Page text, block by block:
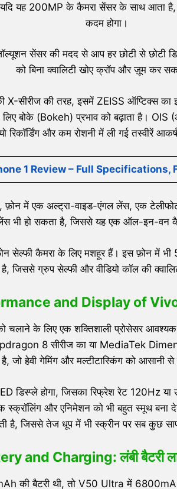
यह 200MP के कैमरा सेंसर के साथ आता है,
कदम होगा।
सेंसर की मदद से आप हर छोटी से छोटी
को बिना क्वालिटी खोए क्रॉप और ज़ूम कर
X-सीरीज की तरह, इसमें ZEISS ऑप्टिक्स का
लिए बोके (Bokeh) प्रभाव को बढ़ाता है।
रिकॉर्डिंग और कम रोशनी में ली गई तस्वीरें
1 Review – Full Specifications,
में एक अल्ट्रा-वाइड-एंगल लेंस, एक
भी हो सकता है, जिससे यह एक ऑल-इन-वन
सेल्फी कैमरा के लिए मशहूर हैं। इस फ़ोन में भी
है, जिससे ग्रुप सेल्फी और वीडियो कॉल की
and Display of
चलाने के लिए एक शक्तिशाली प्रोसेसर
8 सीरीज का या MediaTek
है, जो हेवी गेमिंग और मल्टीटास्किंग को आसानी से
डिस्प्ले होगा, जिसका रिफ्रेश रेट 120Hz
स्क्रॉलिंग और एनिमेशन को भी बहुत स्मूथ बना
है, जिससे तेज धूप में भी स्क्रीन पर सब कुछ
and Charging: लंबी बैटरी
की बैटरी थी, तो V50 Ultra में 6800mAh